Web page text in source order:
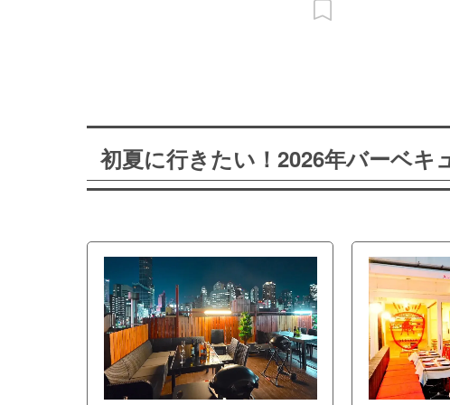
初夏に行きたい！2026年バーベキ